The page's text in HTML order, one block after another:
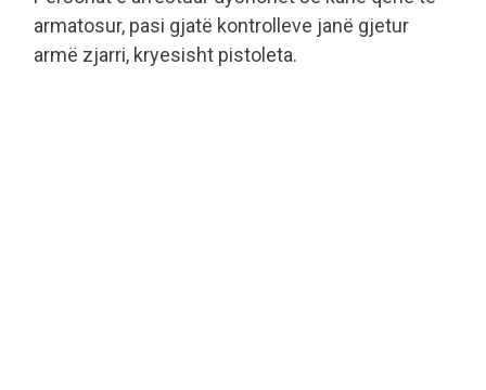
armatosur, pasi gjatë kontrolleve janë gjetur
armë zjarri, kryesisht pistoleta.